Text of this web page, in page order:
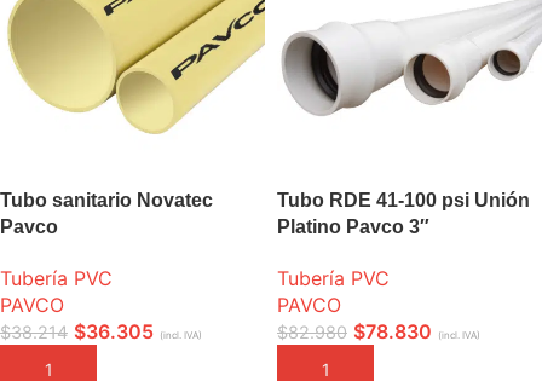
Tubo sanitario Novatec
Pavco
Tubería PVC
PAVCO
$38.214 $36.305 (incl. IVA)
AÑADIR A LA CESTA
Tubo RDE 41-100 psi Unión
Platino Pavco 3″
Tubería PVC
PAVCO
$82.980 $78.830 (incl. IVA)
AÑADIR A LA CESTA